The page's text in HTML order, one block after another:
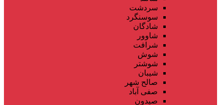
سردشت
سوسنگرد
شادگان
شاوور
شرافت
شوش
شوشتر
شیبان
صالح شهر
صفی آباد
صیدون